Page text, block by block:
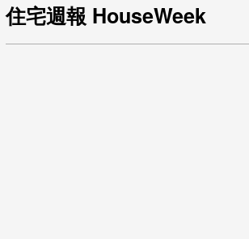
住宅週報 HouseWeek